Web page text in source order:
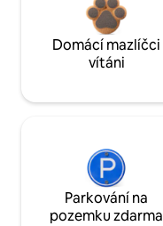
Domácí mazlíčci
vítáni
Parkování na
pozemku zdarma